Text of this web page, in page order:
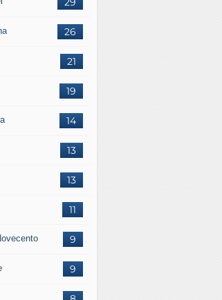
26
21
19
14
13
13
11
9
9